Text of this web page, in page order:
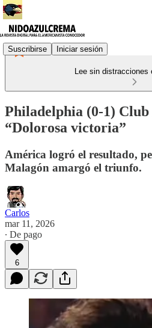
Suscribirse Iniciar sesión
Lee sin distracciones
Philadelphia (0-1)
“Dolorosa victoria”
América logró el resultado,
Malagón amargó el triunfo.
Carlos
mar 11, 2026
∙ De pago
6